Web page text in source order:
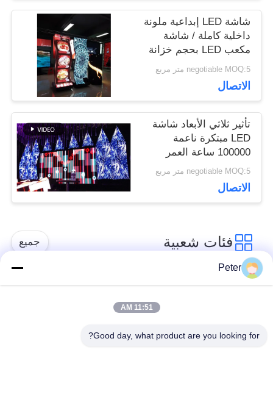
خريطة
الموقع
سياسة
الخصوصية
شاشة LED إبداعية ملونة
داخلية كاملة / شاشة
مكعب LED بحجم خزانة
500 × 500 مم
negotiable MOQ:5 متر مربع
الاتصال
تأثير ثلاثي الأبعاد شاشة
LED مبتكرة ناعمة
100000 ساعة العمر
متعدد التثبيت
negotiable MOQ:5 متر مربع
الاتصال
فئات شعبية جميع
شاشة LED ثابتة في
الشاشة الشفافة
Peter
11:51 AM
Good day, what product are you looking for?